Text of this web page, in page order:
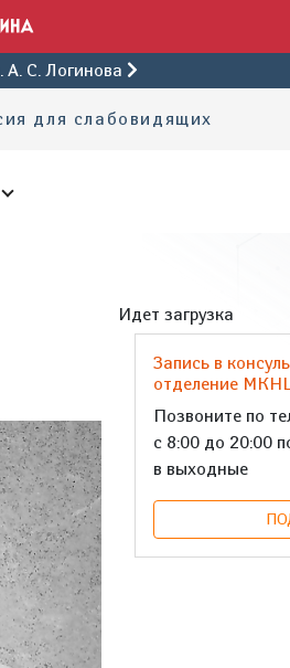
С. Логинова
для слабовидящих
Идет загрузка
Запись в
отделение
Позвоните по
с 8:00 до 20:00
в выходные